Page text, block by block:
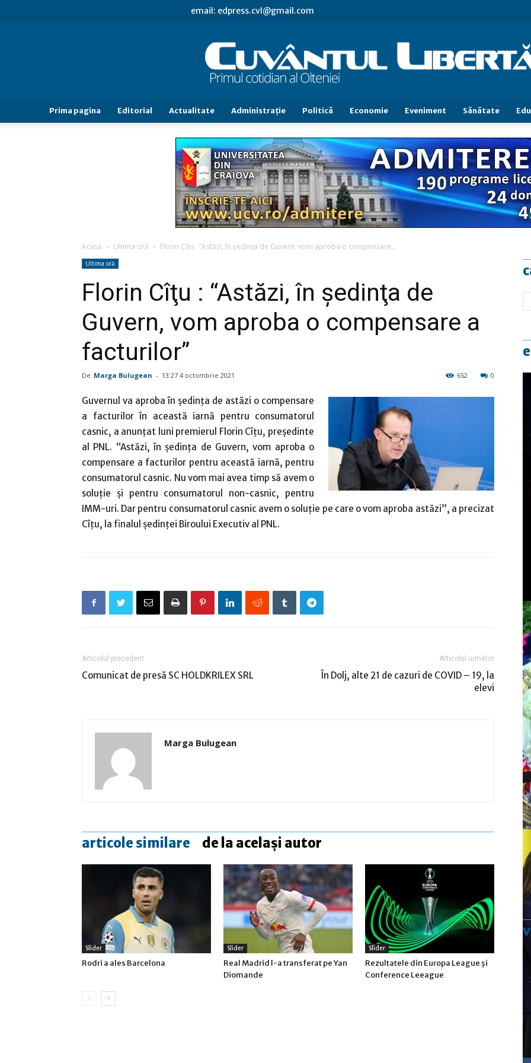
email: edpress.cvl@gmail.com
Cuvântul
Libertăţii
Prima pagina Editorial Actualitate Administraţie Politică Economie Eveniment Sănătate
Acasă Ultima oră Florin Cîţu : “Astăzi, în şedinţa de Guvern, vom aproba o compensare...
Ultima oră
Florin Cîţu : “Astăzi, în şedinţa de
Guvern, vom aproba o compensare a
facturilor”
De Marga Bulugean - 13:27 4 octombrie 2021 0
652
Guvernul va aproba în şedinţa de astăzi o compensare
a facturilor în această iarnă pentru consumatorul
casnic, a anunţat luni premierul Florin Cîţu, preşedinte
al PNL. “Astăzi, în şedinţa de Guvern, vom aproba o
compensare a facturilor pentru această iarnă, pentru
consumatorul casnic. Nu vom mai avea timp să avem o
soluţie şi pentru consumatorul non-casnic, pentru
IMM-uri. Dar pentru consumatorul casnic avem o soluţie pe care o vom aproba astăzi”, a precizat
Cîţu, la finalul şedinţei Biroului Executiv al PNL.
Articolul precedent
Comunicat de presă SC HOLDKRILEX SRL
Articolul următor
În Dolj, alte 21 de cazuri de COVID – 19, la
elevi
Marga Bulugean
articole similare de la același autor
Slider
Rodri a ales Barcelona
Slider
Real Madrid l-a transferat pe Yan
Diomande
Slider
Rezultatele din Europa League şi
Conference Leeague